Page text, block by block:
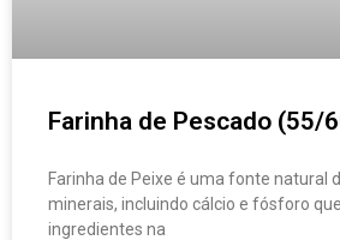
Farinha de Pescado (55/
Farinha de Peixe é uma fonte natural
minerais, incluindo cálcio e fósforo
ingredientes na